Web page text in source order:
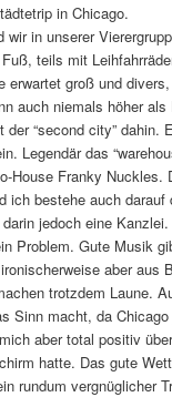
in Chicago.
wir in unserer
teils mit
erwartet groß und
auch niemals höher
der “second city” dahin.
Legendär das
House Franky Nuckles.
ich bestehe auch darauf
jedoch eine
Problem. Gute Musik
aber aus
trotzdem Laune.
Sinn macht, da
aber total positiv
hatte. Das gute
rundum vergnüglicher